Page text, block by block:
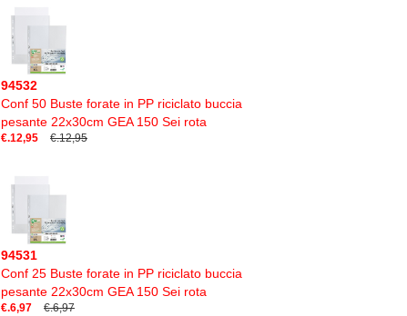
94532
Conf 50 Buste forate in PP riciclato buccia
pesante 22x30cm GEA 150 Sei rota
€.12,95 €.12,95
94531
Conf 25 Buste forate in PP riciclato buccia
pesante 22x30cm GEA 150 Sei rota
€.6,97 €.6,97